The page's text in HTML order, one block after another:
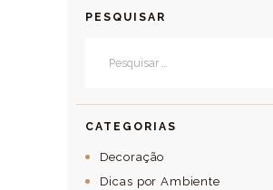
PESQUISAR
CATEGORIAS
Decoração
Dicas por Ambiente